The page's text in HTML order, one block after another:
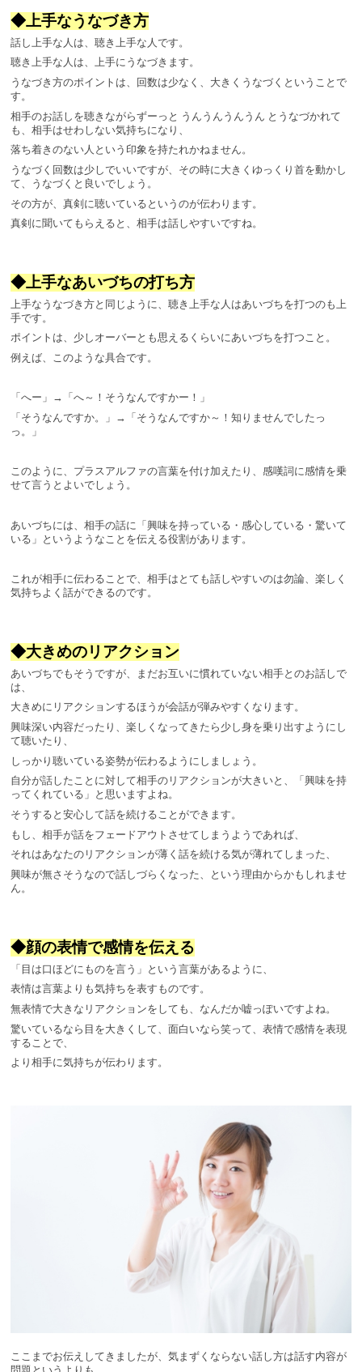
◆上手なうなづき方
話し上手な人は、聴き上手な人です。
聴き上手な人は、上手にうなづきます。
うなづき方のポイントは、回数は少なく、大きくうなづくということで
す。
相手のお話しを聴きながらずーっと うんうんうんうん とうなづかれて
も、相手はせわしない気持ちになり、
落ち着きのない人という印象を持たれかねません。
うなづく回数は少しでいいですが、その時に大きくゆっくり首を動かし
て、うなづくと良いでしょう。
その方が、真剣に聴いているというのが伝わります。
真剣に聞いてもらえると、相手は話しやすいですね。
◆上手なあいづちの打ち方
上手なうなづき方と同じように、聴き上手な人はあいづちを打つのも上
手です。
ポイントは、少しオーバーとも思えるくらいにあいづちを打つこと。
例えば、このような具合です。
「へー」→「へ～！そうなんですかー！」
「そうなんですか。」→「そうなんですか～！知りませんでしたっ
っ。」
このように、プラスアルファの言葉を付け加えたり、感嘆詞に感情を乗
せて言うとよいでしょう。
あいづちには、相手の話に「興味を持っている・感心している・驚いて
いる」というようなことを伝える役割があります。
これが相手に伝わることで、相手はとても話しやすいのは勿論、楽しく
気持ちよく話ができるのです。
◆大きめのリアクション
あいづちでもそうですが、まだお互いに慣れていない相手とのお話しで
は、
大きめにリアクションするほうが会話が弾みやすくなります。
興味深い内容だったり、楽しくなってきたら少し身を乗り出すようにし
て聴いたり、
しっかり聴いている姿勢が伝わるようにしましょう。
自分が話したことに対して相手のリアクションが大きいと、「興味を持
ってくれている」と思いますよね。
そうすると安心して話を続けることができます。
もし、相手が話をフェードアウトさせてしまうようであれば、
それはあなたのリアクションが薄く話を続ける気が薄れてしまった、
興味が無さそうなので話しづらくなった、という理由からかもしれませ
ん。
◆顔の表情で感情を伝える
「目は口ほどにものを言う」という言葉があるように、
表情は言葉よりも気持ちを表すものです。
無表情で大きなリアクションをしても、なんだか嘘っぽいですよね。
驚いているなら目を大きくして、面白いなら笑って、表情で感情を表現
することで、
より相手に気持ちが伝わります。
ここまでお伝えしてきましたが、気まずくならない話し方は話す内容が